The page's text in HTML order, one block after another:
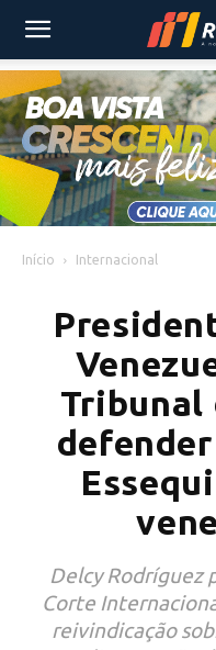
Início Internacional
Tribunal
Delcy Rodríguez
Corte
reivindicação